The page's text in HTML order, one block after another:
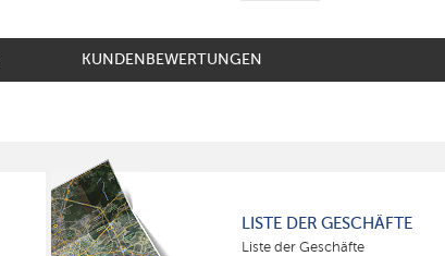
KUNDENBEWERTUNGEN
LISTE DER GESCHÄFTE
Liste der Geschäfte